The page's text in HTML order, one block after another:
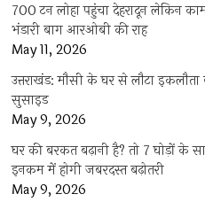
700 टन लोहा पहुंचा देहरादून लेकिन
भंडारी बाग आरओबी की राह
May 11, 2026
उत्तराखंड: मौसी के घर से लौटा
सुसाइड
May 9, 2026
घर की बरकत बढ़ानी है? तो 7 घोड़ों के
इनकम में होगी जबरदस्त बढ़ोतरी
May 9, 2026